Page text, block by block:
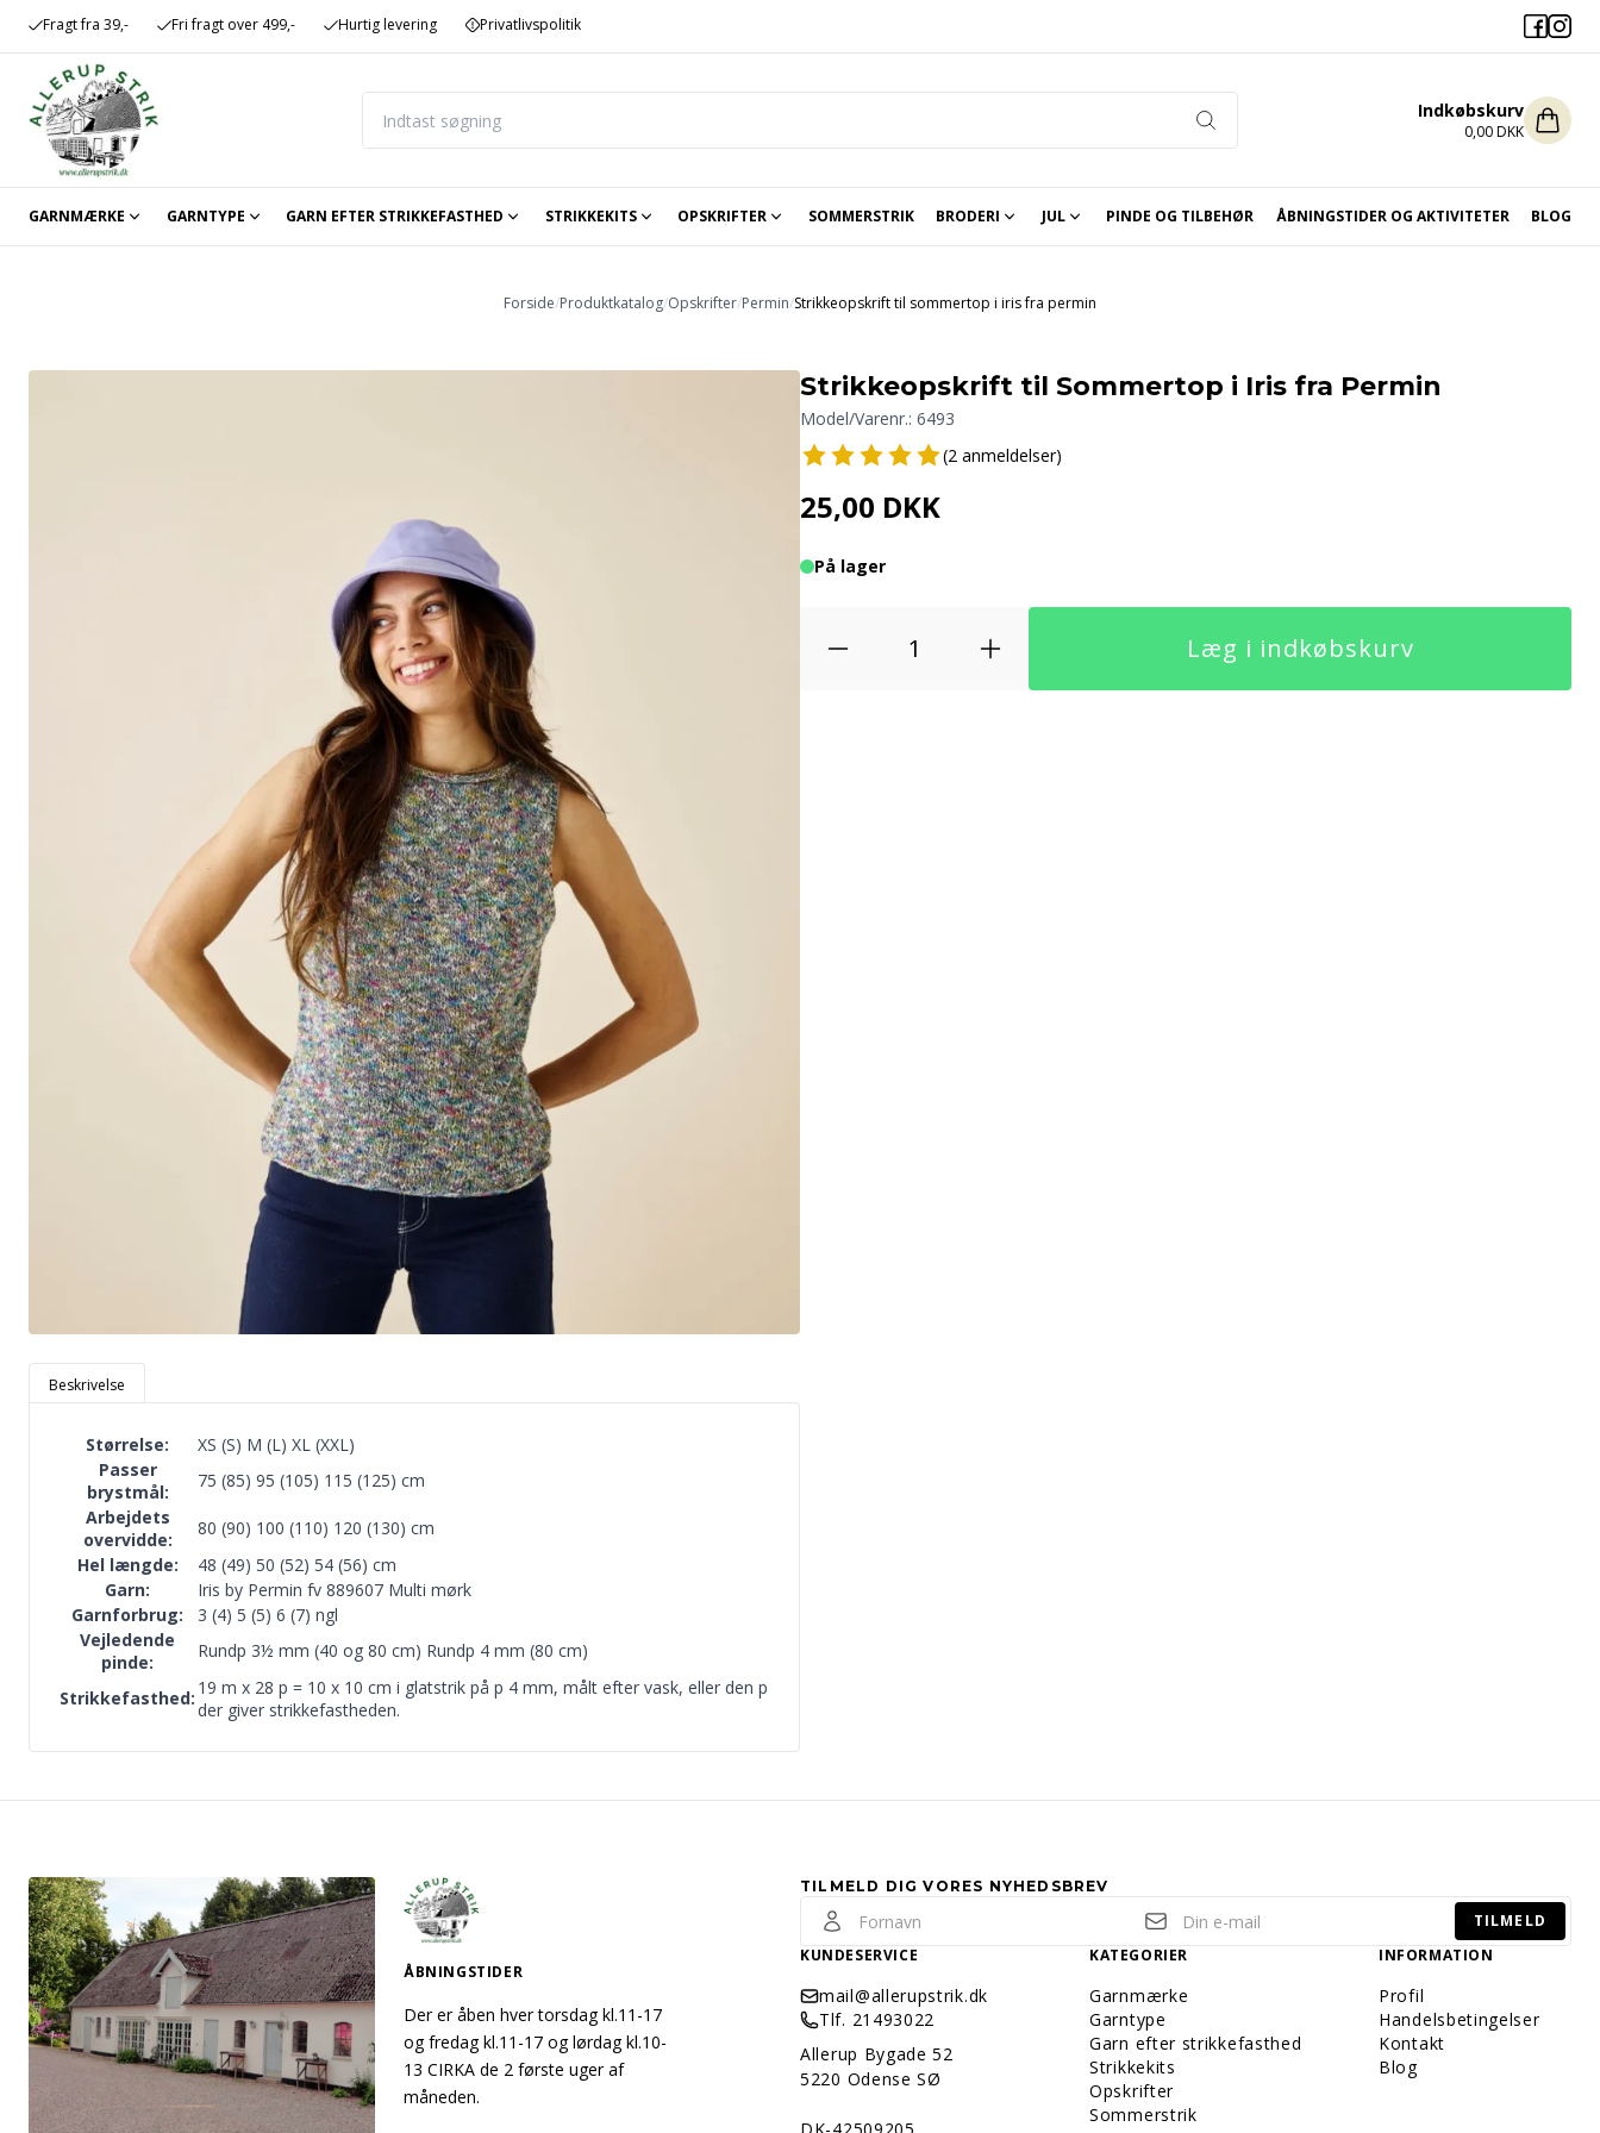
Fragt fra 39,- Fri fragt over 499,- Hurtig levering Privatlivspolitik
Indkøbskurv
0,00 DKK
GARNMÆRKE GARNTYPE GARN EFTER STRIKKEFASTHED STRIKKEKITS OPSKRIFTER SOMMERSTRIK BRODERI JUL PINDE OG TILBEHØR ÅBNINGSTIDER OG AKTIVITETER BLOG
Forside/Produktkatalog/Opskrifter/Permin/Strikkeopskrift til sommertop i iris fra permin
Beskrivelse
Størrelse:
XS (S) M (L) XL (XXL)
Passer
brystmål:
75 (85) 95 (105) 115 (125) cm
Arbejdets
overvidde:
80 (90) 100 (110) 120 (130) cm
Hel længde:
48 (49) 50 (52) 54 (56) cm
Garn:
Iris by Permin fv 889607 Multi mørk
Garnforbrug:
3 (4) 5 (5) 6 (7) ngl
Vejledende
pinde:
Rundp 3½ mm (40 og 80 cm) Rundp 4 mm (80 cm)
Strikkefasthed: 19 m x 28 p = 10 x 10 cm i glatstrik på p 4 mm, målt efter vask, eller den p
der giver strikkefastheden.
Strikkeopskrift til Sommertop i Iris fra Permin
Model/Varenr.: 6493
(2 anmeldelser)
25,00 DKK
På lager
Læg i indkøbskurv
ÅBNINGSTIDER
Der er åben hver torsdag kl.11-17
og fredag kl.11-17 og lørdag kl.10-
13 CIRKA de 2 første uger af
måneden.
TILMELD DIG VORES NYHEDSBREV
TILMELD
KUNDESERVICE
mail@allerupstrik.dk
Tlf. 21493022
Allerup Bygade 52
5220 Odense SØ
KATEGORIER
Garnmærke
Garntype
Garn efter strikkefasthed
Strikkekits
Opskrifter
Sommerstrik
INFORMATION
Profil
Handelsbetingelser
Kontakt
Blog